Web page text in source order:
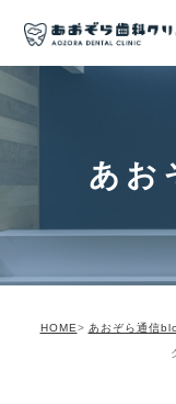
あお
HOME あおぞら通信